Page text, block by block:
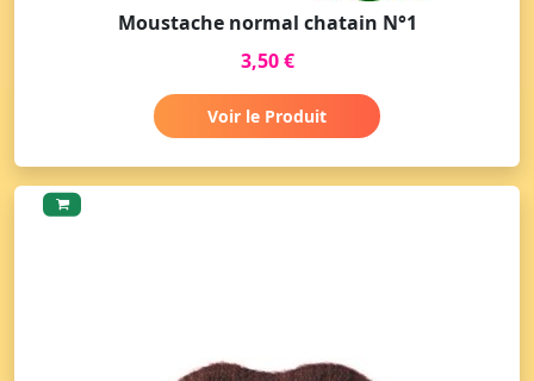
Moustache normal chatain N°1
3,50 €
Voir le Produit